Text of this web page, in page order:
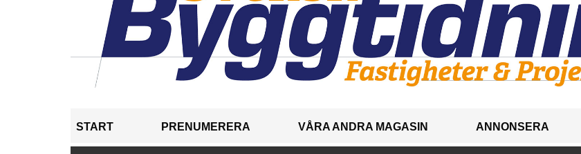
START PRENUMERERA VÅRA ANDRA MAGASIN ANNONSERA